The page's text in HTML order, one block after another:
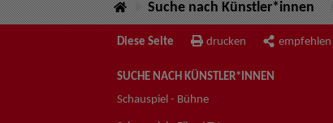
Suche nach Künstler*innen
Diese Seite drucken empfehlen
SUCHE NACH KÜNSTLER*INNEN
Schauspiel - Bühne